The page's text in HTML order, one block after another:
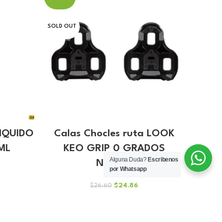
SOLD OUT
Calas Chocles ruta LOOK
KEO GRIP 0 GRADOS
NEGRO
$26.60 El
$24.86
Alguna Duda? Escribenos
por Whatsapp